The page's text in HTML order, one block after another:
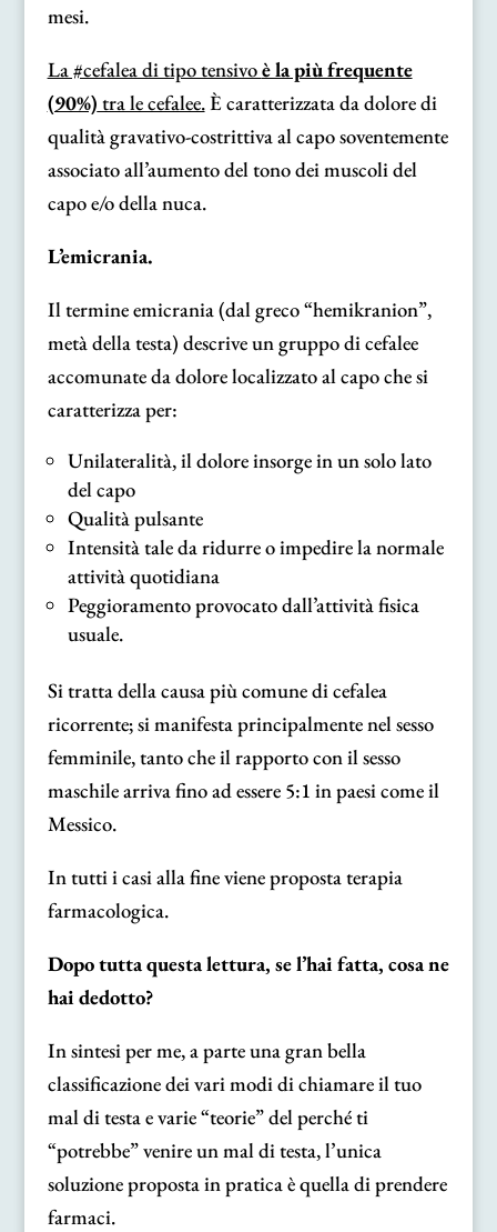
mesi.
La #cefalea di tipo tensivoè la più frequente
(90%) tra le cefalee.È caratterizzata da dolore di
qualità gravativo-costrittiva al capo soventemente
associato all’aumento del tono dei muscoli del
capo e/o della nuca.
L’emicrania.
Il termine emicrania (dal greco “hemikranion”,
metà della testa) descrive un gruppo di cefalee
accomunate da dolore localizzato al capo che si
caratterizza per:
Unilateralità, il dolore insorge in un solo lato
del capo
Qualità pulsante
Intensità tale da ridurre o impedire la normale
attività quotidiana
Peggioramento provocato dall’attività fisica
usuale.
Si tratta della causa più comune di cefalea
ricorrente; si manifesta principalmente nel sesso
femminile, tanto che il rapporto con il sesso
maschile arriva fino ad essere 5:1 in paesi come il
Messico.
In tutti i casi alla fine viene proposta terapia
farmacologica.
Dopo tutta questa lettura, se l’hai fatta, cosa ne
hai dedotto?
In sintesi per me, a parte una gran bella
classificazione dei vari modi di chiamare il tuo
mal di testa e varie “teorie” del perché ti
“potrebbe” venire un mal di testa, l’unica
soluzione proposta in pratica è quella di prendere
farmaci.